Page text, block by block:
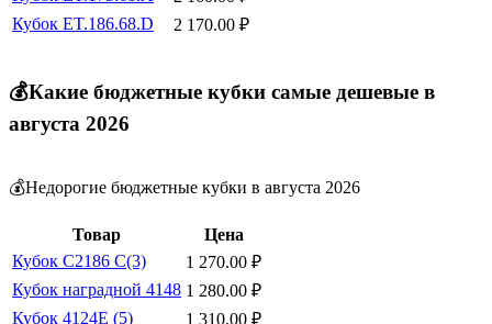
Кубок ET.186.68.D
2 170.00 ₽
💰Какие бюджетные кубки самые дешевые в
августа 2026
💰Недорогие бюджетные кубки в августа 2026
Товар
Цена
Кубок C2186 C(3)
1 270.00 ₽
Кубок наградной 4148 1 280.00 ₽
Кубок 4124E (5)
1 310.00 ₽